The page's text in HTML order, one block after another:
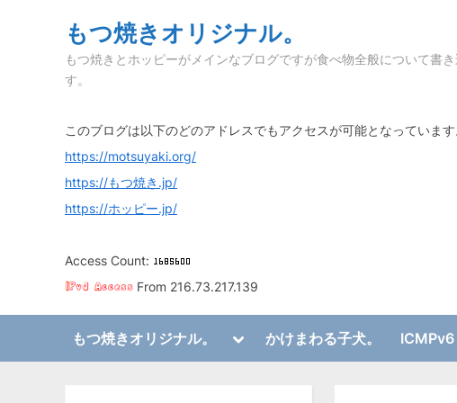
もつ焼きオリジナル。
もつ焼きとホッピーがメインなブログですが食べ物全般について書
す。
このブログは以下のどのアドレスでもアクセスが可能となっています
https://motsuyaki.org/
https://もつ焼き.jp/
https://ホッピー.jp/
Access Count:
From 216.73.217.139
もつ焼きオリジナル。
Toggle
menu
Toggle
かけまわる子犬。 ICMPv6